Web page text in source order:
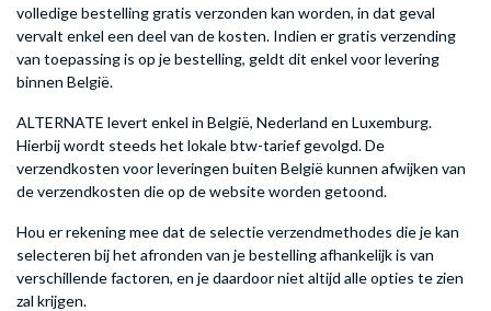
volledige bestelling gratis verzonden kan worden, in dat geval
vervalt enkel een deel van de kosten. Indien er gratis verzending
van toepassing is op je bestelling, geldt dit enkel voor levering
binnen België.
ALTERNATE levert enkel in België, Nederland en Luxemburg.
Hierbij wordt steeds het lokale btw-tarief gevolgd. De
verzendkosten voor leveringen buiten België kunnen afwijken van
de verzendkosten die op de website worden getoond.
Hou er rekening mee dat de selectie verzendmethodes die je kan
selecteren bij het afronden van je bestelling afhankelijk is van
verschillende factoren, en je daardoor niet altijd alle opties te zien
zal krijgen.